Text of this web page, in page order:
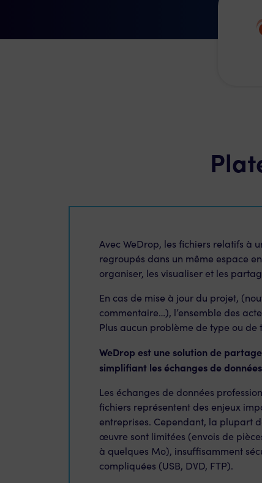
Avec WeDrop, les fichiers relatifs à
regroupés dans un même espace
organiser, les visualiser et les
En cas de mise à jour du projet,
commentaire…), l’ensemble des
Plus aucun problème de type ou de
WeDrop est une solution de
simplifiant les échanges de
Les échanges de données
fichiers représentent des enjeux
entreprises. Cependant, la plupart
œuvre sont limitées (envois de
à quelques Mo), insuffisamment
compliquées (USB, DVD, FTP).